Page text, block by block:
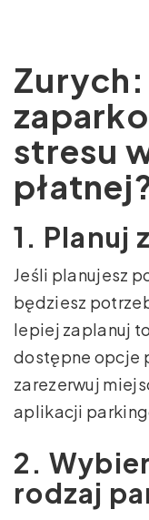
Zurych:
stresu
1. Planuj
Jeśli planujesz
będziesz
lepiej zaplanuj
dostępne opcje
zarezerwuj
aplikacji
2.
rodzaj